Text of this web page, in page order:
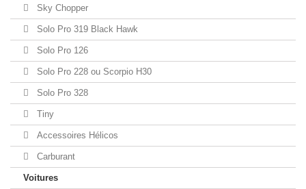
Sky Chopper
Solo Pro 319 Black Hawk
Solo Pro 126
Solo Pro 228 ou Scorpio H30
Solo Pro 328
Tiny
Accessoires Hélicos
Carburant
Voitures